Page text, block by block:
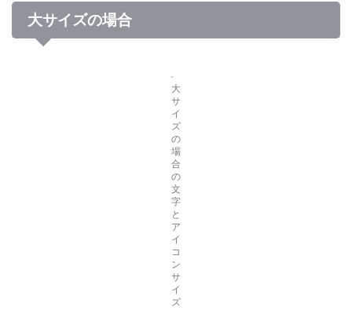
大サイズの場合
大
サ
イ
ズ
の
場
合
の
文
字
と
ア
イ
コ
ン
サ
イ
ズ